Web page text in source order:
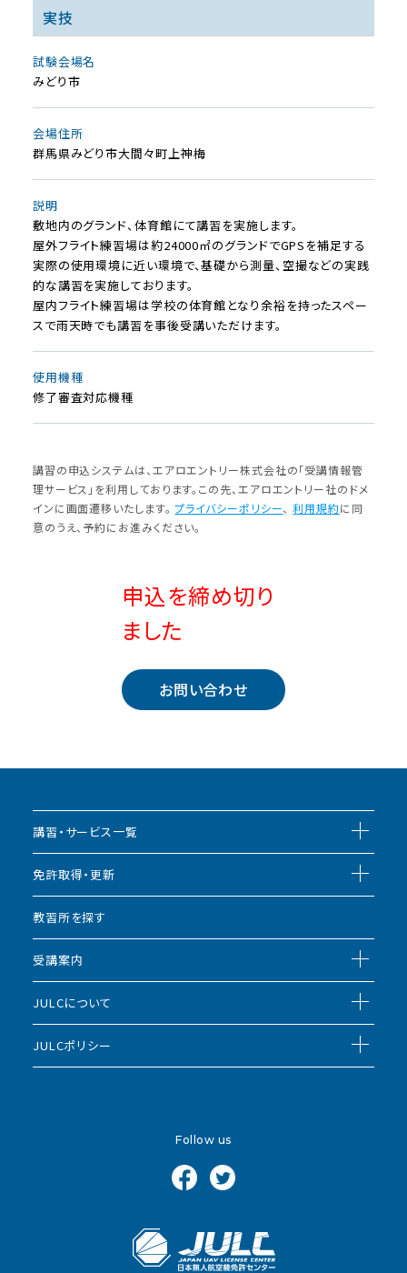
実技
試験会場名
みどり市
会場住所
群馬県みどり市大間々町上神梅
説明
敷地内のグランド、体育館にて講習を実施します。
屋外フライト練習場は約24000㎡のグランドでGPSを補足する
実際の使用環境に近い環境で、基礎から測量、空撮などの実践
的な講習を実施しております。
屋内フライト練習場は学校の体育館となり余裕を持ったスペー
スで雨天時でも講習を事後受講いただけます。
使⽤機種
修了審査対応機種
講習の申込システムは、エアロエントリー株式会社の「受講情報管
理サービス」を利⽤しております。この先、エアロエントリー社のドメ
インに画⾯遷移いたします。 プライバシーポリシー、利⽤規約に同
意のうえ、予約にお進みください。
申込を締め切り
ました
お問い合わせ
講習・サービス一覧
免許取得・更新
教習所を探す
受講案内
JULCについて
JULCポリシー
Follow us